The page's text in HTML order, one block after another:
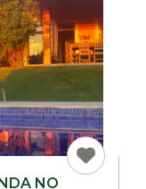
NO